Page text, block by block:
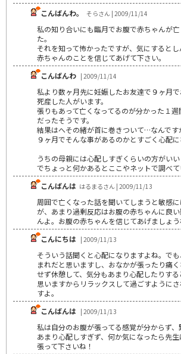
こんばんわ。
そらさん | 2009/11/14
私の知り合いにも臨月でお腹で赤ちゃんが
た。
それを知って怖かったですが、気にするとし
赤ちゃんのことを信じてあげて下さい。
こんばんわ | 2009/11/14
私より数ヶ月先に妊娠したお友達で９ヶ月
死産した人がいます。
張りもあって亡くなってるのが分かった１
だったそうです。
結果はへその緒が首に巻きついて…なんです
９ヶ月でそんな事があるのかとすごく心配に
うちの母親には心配しすぎくらいの方がい
でちょっと何かあるとここやネットで調べ
こんばんは はるまるさん | 2009/11/13
周囲で亡くなった話を聞いてしまうと敏感
が、あまり過剰反応はお腹の赤ちゃんに良
んよ。お腹の赤ちゃんを信じてあげましょう
こんにちは | 2009/11/13
そういう話聞くと心配になりますよね。で
まれだと思いますし、おなかが張ったり痛
せず休憩して、気分もあまり心配したりす
思いますからリラックスして過ごすように
すよ。
こんばんは | 2009/11/13
私は自分のお腹が張ってる感覚が分からず
あまり心配しすぎず、何か気になったら先
張って下さいね！